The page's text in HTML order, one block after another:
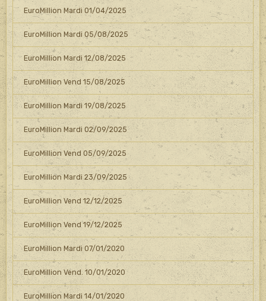
EuroMillion Mardi 01/04/2025
EuroMillion Mardi 05/08/2025
EuroMillion Mardi 12/08/2025
EuroMillion Vend 15/08/2025
EuroMillion Mardi 19/08/2025
EuroMillion Mardi 02/09/2025
EuroMillion Vend 05/09/2025
EuroMillion Mardi 23/09/2025
EuroMillion Vend 12/12/2025
EuroMillion Vend 19/12/2025
EuroMillion Mardi 07/01/2020
EuroMillion Vend. 10/01/2020
EuroMillion Mardi 14/01/2020